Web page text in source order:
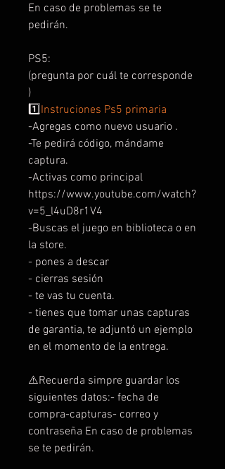
En caso de problemas se te
pedirán.
PS5:
(pregunta por cuál te corresponde
)
1️⃣Instruciones Ps5 primaria
-Agregas como nuevo usuario .
-Te pedirá código, mándame
captura.
-Activas como principal
https://www.youtube.com/watch?
v=5_l4uD8r1V4
-Buscas el juego en biblioteca o en
la store.
- pones a descar
- cierras sesión
- te vas tu cuenta.
- tienes que tomar unas capturas
de garantia, te adjuntó un ejemplo
en el momento de la entrega.
⚠️Recuerda simpre guardar los
siguientes datos:- fecha de
compra-capturas- correo y
contraseña En caso de problemas
se te pedirán.